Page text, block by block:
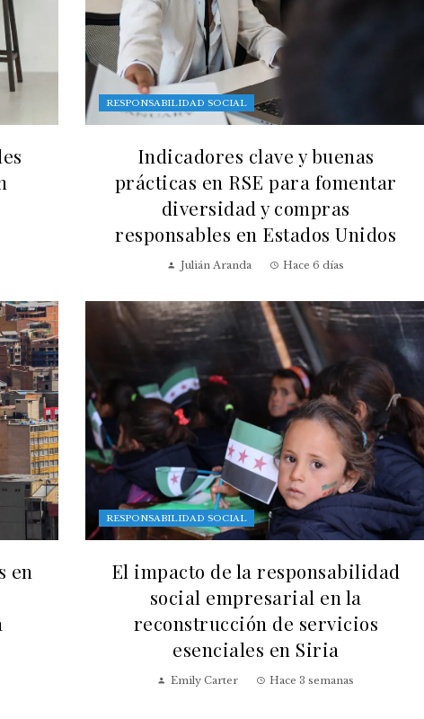
RESPONSABILIDAD SOCIAL
Indicadores clave y buenas
prácticas en RSE para fomentar
diversidad y compras
responsables en Estados Unidos
Julián Aranda Hace 6 días
en
RESPONSABILIDAD SOCIAL
El impacto de la responsabilidad
social empresarial en la
reconstrucción de servicios
esenciales en Siria
Emily Carter Hace 3 semanas